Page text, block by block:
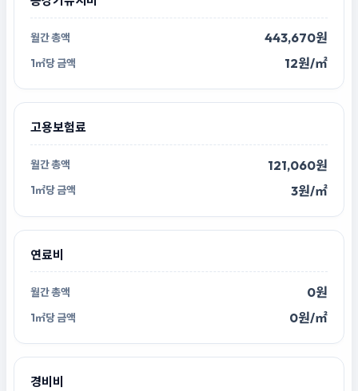
443,670원
12원/㎡
고용보험료
121,060원
3원/㎡
연료비
0원
0원/㎡
경비비